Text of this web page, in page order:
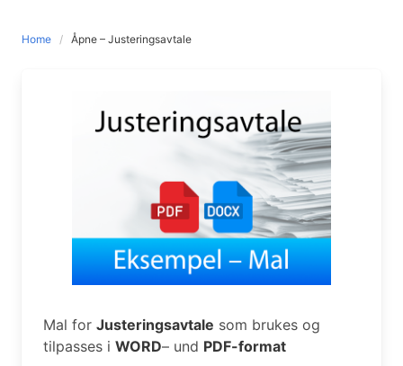
Home Åpne – Justeringsavtale
Mal for Justeringsavtale som brukes og
tilpasses i WORD– und PDF-format